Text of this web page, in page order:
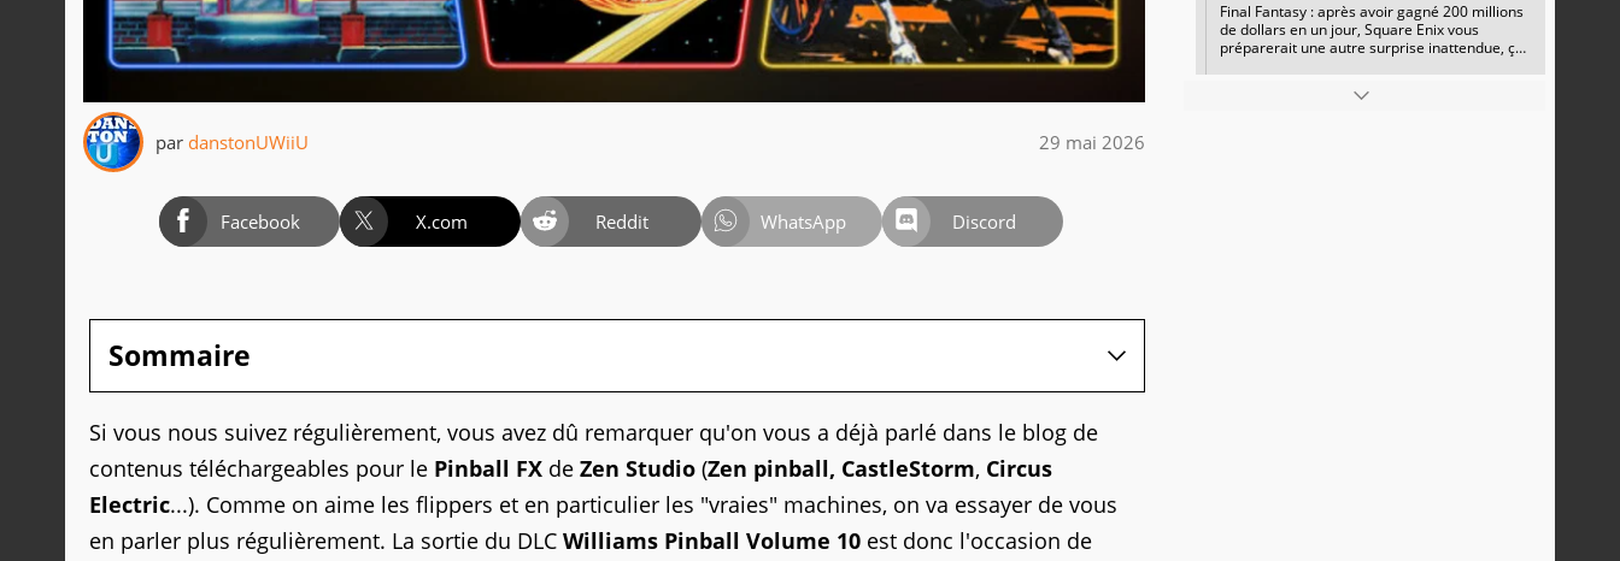
par danstonUWiiU 29 mai 2026
Facebook X.com Reddit WhatsApp Discord
Sommaire
Si vous nous suivez régulièrement, vous avez dû remarquer qu'on vous a déjà parlé dans le blog de
contenus téléchargeables pour le Pinball FX de Zen Studio (Zen pinball, CastleStorm, Circus
Electric...). Comme on aime les flippers et en particulier les "vraies" machines, on va essayer de vous
en parler plus régulièrement. La sortie du DLC Williams Pinball Volume 10 est donc l'occasion de
Final Fantasy : après avoir gagné 200 millions
de dollars en un jour, Square Enix vous
préparerait une autre surprise inattendue, ça